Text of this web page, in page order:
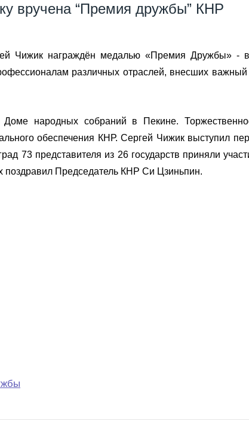
вручена “Премия дружбы” КНР
Чижик награждён медалью «Премия Дружбы» -
различных отраслей, внесших важный
народных собраний в Пекине.
обеспечения КНР. Сергей Чижик выступил
73 представителя из 26 государств приняли
поздравил Председатель КНР Си Цзиньпин.